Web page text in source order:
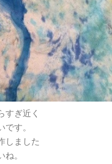
ぎ近く
す。
しました
。